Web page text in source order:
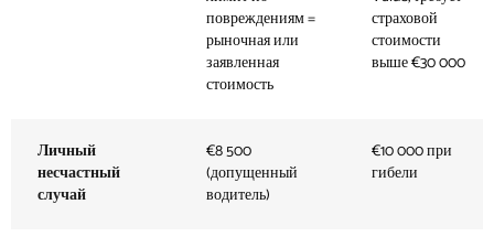
повреждениям =
рыночная или
заявленная
стоимость
страховой
стоимости
выше €30 000
Личный
несчастный
случай
€8 500
(допущенный
водитель)
€10 000 при
гибели